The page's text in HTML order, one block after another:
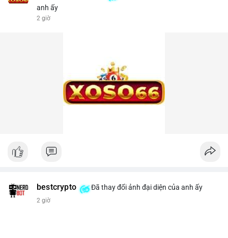
anh ấy
2 giờ
bestcrypto Đã thay đổi ảnh đại diện của anh ấy
2 giờ